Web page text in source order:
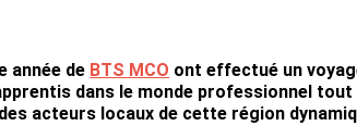
année de BTS MCO ont effectué un
dans le monde professionnel
acteurs locaux de cette région